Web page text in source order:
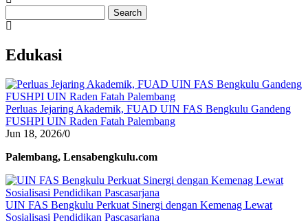
Edukasi
Perluas Jejaring Akademik, FUAD UIN FAS Bengkulu Gandeng
FUSHPI UIN Raden Fatah Palembang
Jun 18, 2026/0
Palembang, Lensabengkulu.com
UIN FAS Bengkulu Perkuat Sinergi dengan Kemenag Lewat
Sosialisasi Pendidikan Pascasarjana